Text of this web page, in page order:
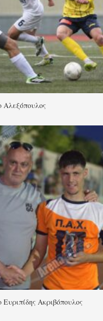
Ακριβόπουλος